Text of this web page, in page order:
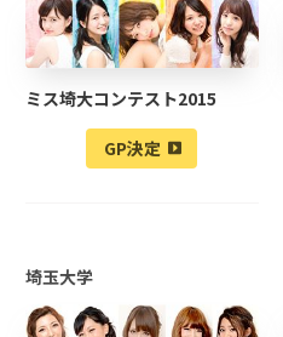
ミス埼大コンテスト2015
GP決定
埼玉大学